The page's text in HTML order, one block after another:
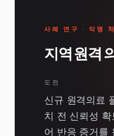
사례 연구 · 익명
지역 원격
도전
신규 원격의료
치 전 신뢰성
어 반응 증거를